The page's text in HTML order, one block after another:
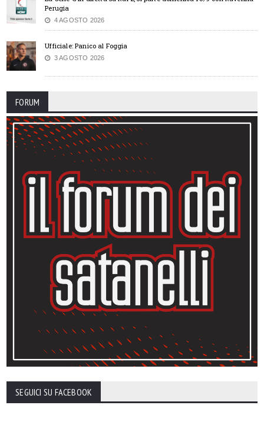
Perugia
4 AGOSTO 2026
Ufficiale: Panico al Foggia
3 AGOSTO 2026
FORUM
SEGUICI SU FACEBOOK